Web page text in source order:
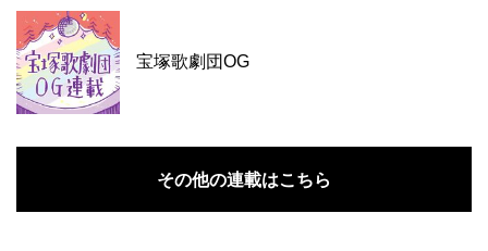
宝塚歌劇団OG
その他の連載はこちら